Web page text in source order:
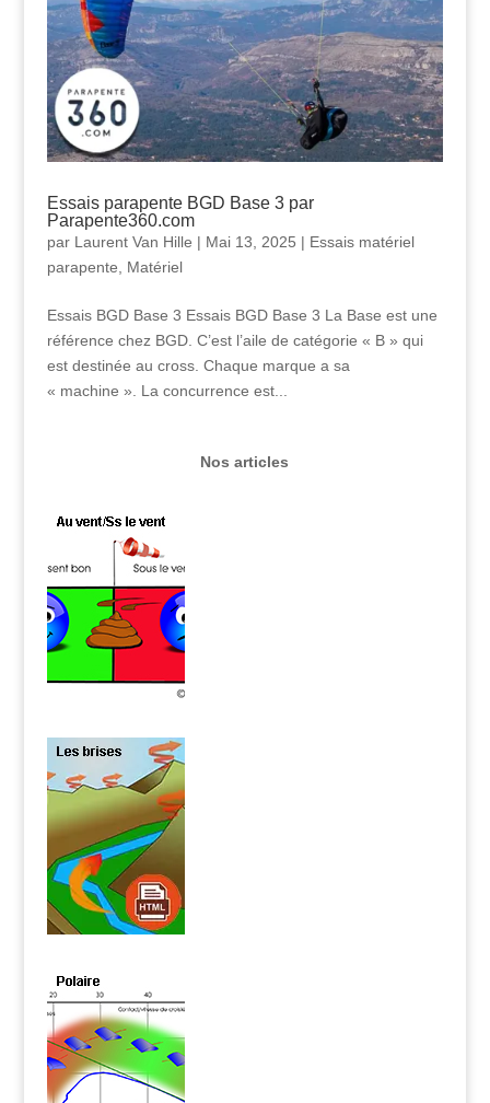
Essais parapente BGD Base 3 par
Parapente360.com
par Laurent Van Hille | Mai 13, 2025 | Essais matériel
parapente
Matériel
Essais BGD Base 3 Essais BGD Base 3 La Base est une
référence chez BGD. C’est l’aile de catégorie « B » qui
est destinée au cross. Chaque marque a sa
« machine ». La concurrence est...
Nos articles